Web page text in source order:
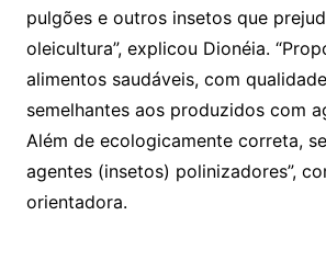
pulgões e outros insetos que
oleicultura”, explicou Dionéia.
alimentos saudáveis, com
semelhantes aos produzidos com
Além de ecologicamente correta,
agentes (insetos) polinizadores”,
orientadora.